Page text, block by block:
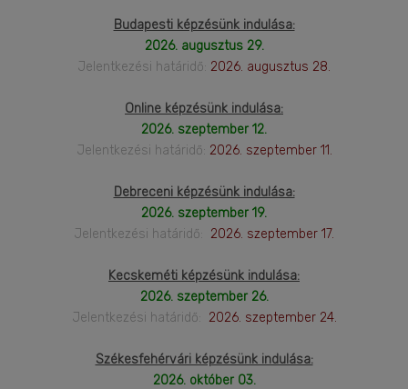
Budapesti képzésünk indulása:
2026. augusztus 29.
Jelentkezési határidő: 2026. augusztus 28.
Online képzésünk indulása:
2026. szeptember 12.
Jelentkezési határidő: 2026. szeptember 11.
Debreceni képzésünk indulása:
2026. szeptember 19.
Jelentkezési határidő: 2026. szeptember 17.
Kecskeméti képzésünk indulása:
2026. szeptember 26.
Jelentkezési határidő: 2026. szeptember 24.
Székesfehérvári képzésünk indulása:
2026. október 03.